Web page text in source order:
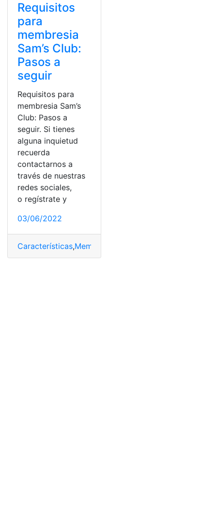
Requisitos
para
membresia
Sam’s Club:
Pasos a
seguir
Requisitos para
membresia Sam’s
Club: Pasos a
seguir. Si tienes
alguna inquietud
recuerda
contactarnos a
través de nuestras
redes sociales,
o regístrate y
03/06/2022
Características,Membresia